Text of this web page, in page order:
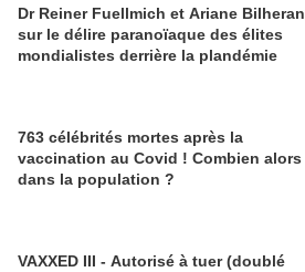
Dr Reiner Fuellmich et Ariane Bilheran
sur le délire paranoïaque des élites
mondialistes derrière la plandémie
763 célébrités mortes après la
vaccination au Covid ! Combien alors
dans la population ?
VAXXED III - Autorisé à tuer (doublé